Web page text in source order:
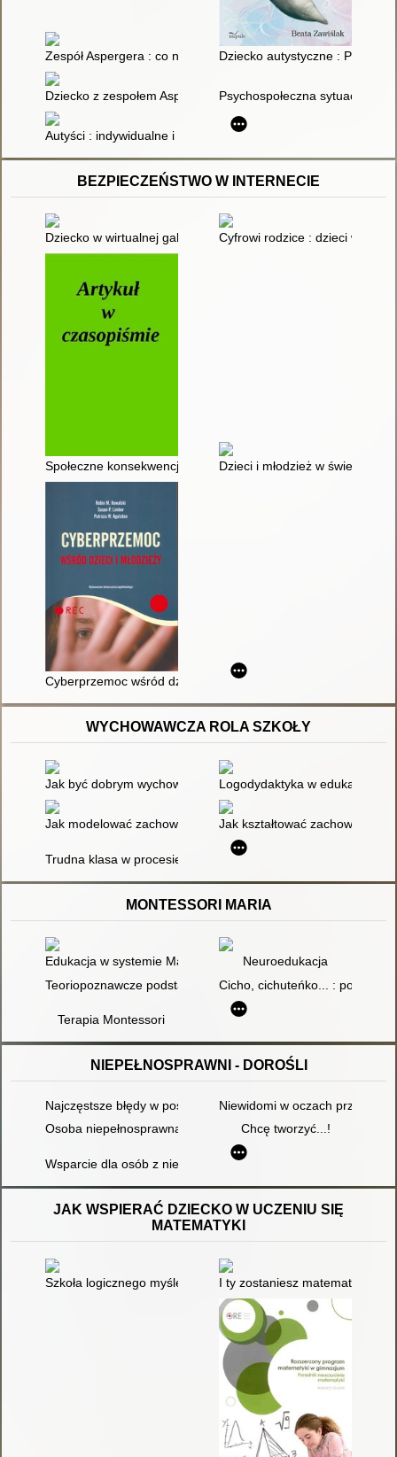
Zespół Aspergera : co nauczyciel wiedzieć powinien
Dziecko autystyczne :
Dziecko z zespołem Aspergera Psychospołeczna sytuacja
Autyści : indywidualne i grupowe metody terapii : zajęcia
BEZPIECZEŃSTWO W INTERNECIE
Dziecko w wirtualnej galerii Cyfrowi rodzice : dzieci w sieci
Społeczne konsekwencje cyberprzemocy i deficytów
Dzieci i młodzież w świecie
Cyberprzemoc wśród dzieci i młodzieży
WYCHOWAWCZA ROLA SZKOŁY
Jak być dobrym wychowawcą? : autoewaluacja pracy
Logodydaktyka w edukacji : o
Jak modelować zachowania uczniów i zarządzać klasą :
Jak kształtować zachowania
Trudna klasa w procesie dydaktyczno-wychowawczym -
MONTESSORI MARIA
Edukacja w systemie Marii Montessori : wybrane obszary
Neuroedukacja
Teoriopoznawcze podstawy edukacji metodą Marii Montessori
Cicho, cichuteńko... : pomóż
Terapia Montessori
NIEPEŁNOSPRAWNI - DOROŚLI
Najczęstsze błędy w postępowaniu z rodzicami dzieci
Niewidomi w oczach
Osoba niepełnosprawna intelektualnie w sieci nieformalnego
Chcę tworzyć...!
Wsparcie dla osób z niepełnosprawnością w Miejskim
JAK WSPIERAĆ DZIECKO W UCZENIU SIĘ
MATEMATYKI
Szkoła logicznego myślenia : 9-11 latI ty zostaniesz matematykiem